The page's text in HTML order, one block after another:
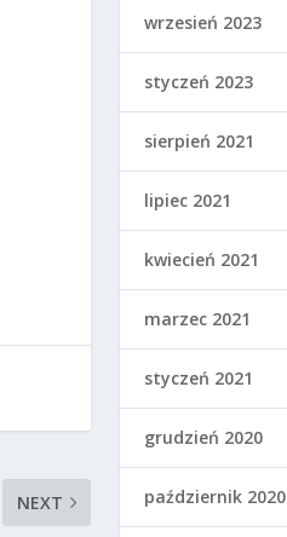
NEXT
wrzesień 2023
styczeń 2023
sierpień 2021
lipiec 2021
kwiecień 2021
marzec 2021
styczeń 2021
grudzień 2020
październik 2020